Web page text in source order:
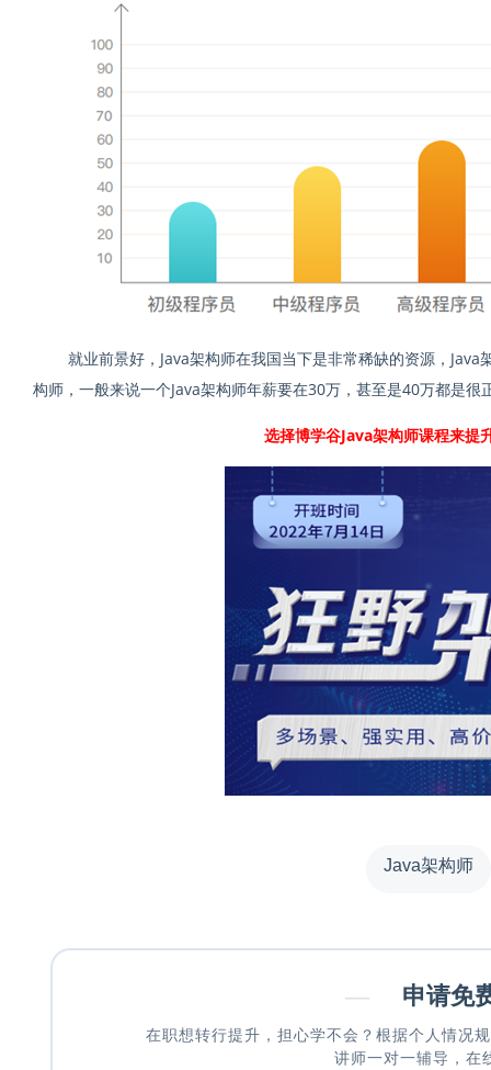
就业前景好， Java架构师在我国当下是非常稀缺的资源，
构师，一般来说一个Java架构师年薪要在30万，甚至是40万都是
选择博学谷Java架构师课程来提
Java架构师
— 申请免
在职想转行提升，担心学不会？根据个人情况
讲师一对一辅导，在